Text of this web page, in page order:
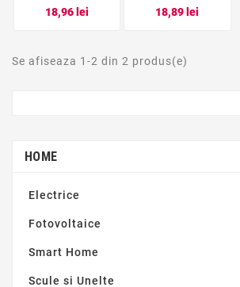
18,96 lei 18,89 lei
Se afiseaza 1-2 din 2 produs(e)
HOME
Electrice
Fotovoltaice
Smart Home
Scule si Unelte